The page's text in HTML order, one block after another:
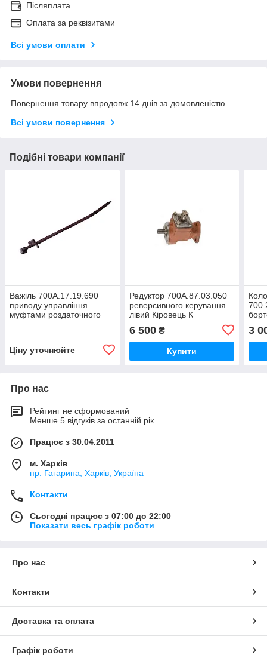
Післяплата
Оплата за реквізитами
Всі умови оплати
Умови повернення
Повернення товару впродовж 14 днів за домовленістю
Всі умови повернення
Подібні товари компанії
Важіль 700А.17.19.690
приводу управління
муфтами роздаточного
Ціну уточнюйте
Редуктор 700А.87.03.050
реверсивного керування
лівий Кіровець К
6 500₴
Купити
К-
3
Про нас
Рейтинг не сформований
Менше 5 відгуків за останній рік
Працює з 30.04.2011
м. Харків
пр. Гагарина, Харків, Україна
Контакти
Сьогодні працює з 07:00 до 22:00
Показати весь графік роботи
Про нас
Контакти
Доставка та оплата
Графік роботи